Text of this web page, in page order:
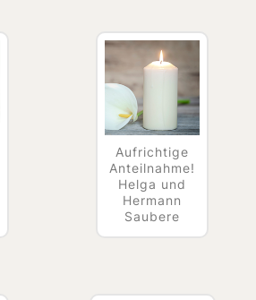
Aufrichtige
Anteilnahme!
Helga und
Hermann
Saubere